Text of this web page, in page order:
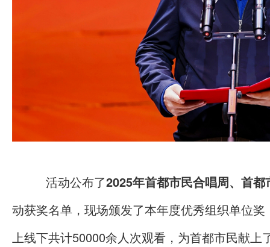
活动公布了2025年首都市民合唱周、首
动获奖名单，现场颁发了本年度优秀组织单位
上线下共计50000余人次观看，为首都市民献上